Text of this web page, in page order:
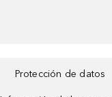
Protección de datos